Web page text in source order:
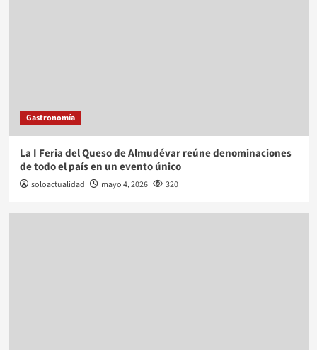
Gastronomía
La I Feria del Queso de Almudévar reúne denominaciones
de todo el país en un evento único
soloactualidad mayo 4, 2026 320